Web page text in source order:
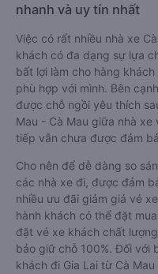
nhanh và uy tín nhất
Việc có rất nhiều nhà xe
khách có đa dạng sự lựa
bất lợi làm cho hàng
phù hợp với mình. Bên
được chỗ ngồi yêu thích
Mau - Cà Mau giữa nhà
tiếp vẫn chưa được đảm
Cho nên để dễ dàng so
các nhà xe đi, được đảm
nhiều ưu đãi giảm giá vé
hành khách có thể đặt
đặt vé xe khách chất
bảo giữ chỗ 100%. Đối với
khách đi Gia Lai từ Cà